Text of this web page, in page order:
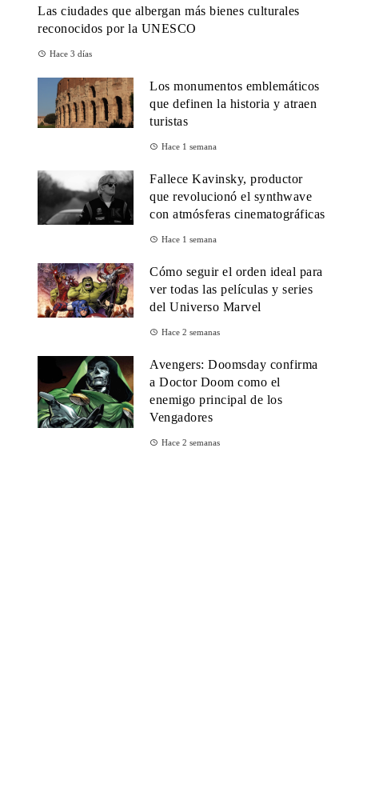
Las ciudades que albergan más bienes culturales
reconocidos por la UNESCO
Hace 3 días
Los monumentos emblemáticos
que definen la historia y atraen
turistas
Hace 1 semana
Fallece Kavinsky, productor
que revolucionó el synthwave
con atmósferas cinematográficas
Hace 1 semana
Cómo seguir el orden ideal para
ver todas las películas y series
del Universo Marvel
Hace 2 semanas
Avengers: Doomsday confirma
a Doctor Doom como el
enemigo principal de los
Vengadores
Hace 2 semanas